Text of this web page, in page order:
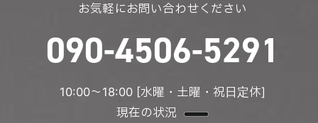
お気軽にお問い合わせください
090-4506-5291
10:00〜18:00 [水曜・土曜・祝日定休]
現在の状況